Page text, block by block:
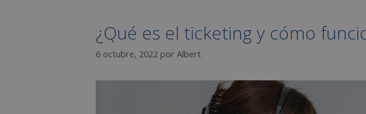
¿Qué es el ticketing y cómo
6 octubre, 2022 por Albert